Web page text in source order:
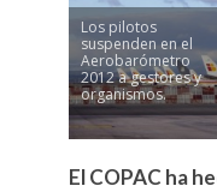
Los pilotos
suspenden en el
Aerobarómetro
2012 a gestores y
organismos.
El COPAC ha